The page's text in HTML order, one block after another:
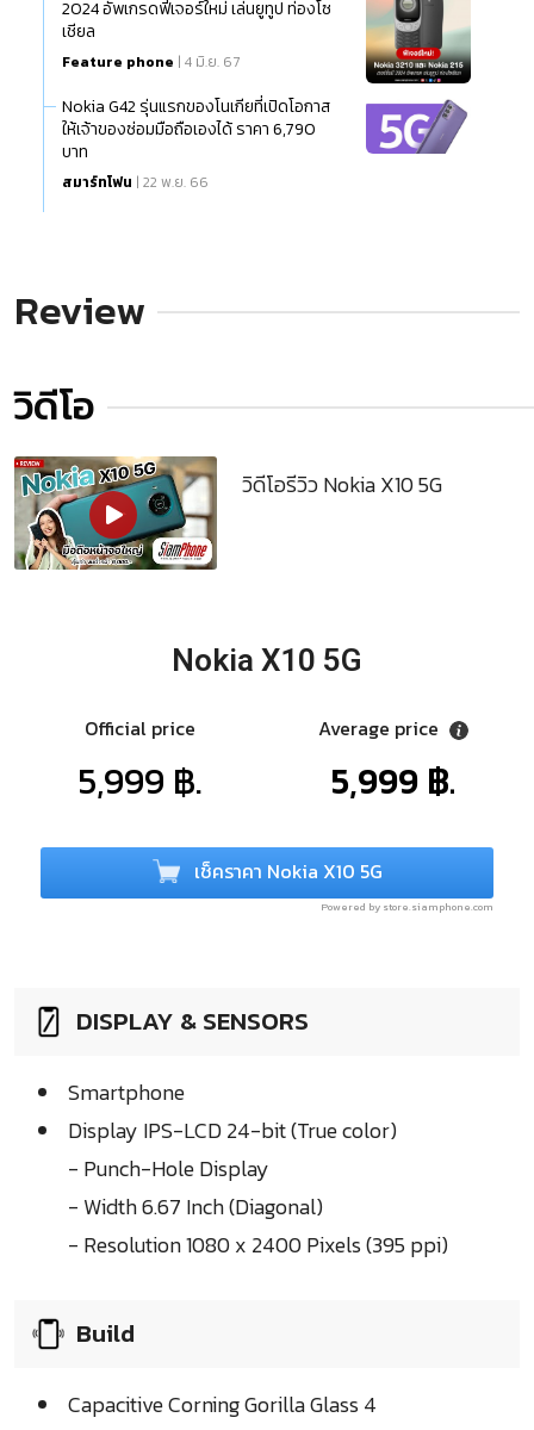
2024 อัพเกรดฟีเจอร์ใหม่ เล่นยูทูป ท่องโซ
เชียล
Feature phone | 4 มิ.ย. 67
Nokia G42 รุ่นแรกของโนเกียที่เปิดโอกาส
ให้เจ้าของซ่อมมือถือเองได้ ราคา 6,790
บาท
สมาร์ทโฟน | 22 พ.ย. 66
Review
วิดีโอ
วิดีโอรีวิว Nokia X10 5G
Nokia X10 5G
Official price
5,999 ฿.
Average price
5,999 ฿.
เช็คราคา Nokia X10 5G
Powered by store.siamphone.com
DISPLAY & SENSORS
Smartphone
Display IPS-LCD 24-bit (True color)
- Punch-Hole Display
- Width 6.67 Inch (Diagonal)
- Resolution 1080 x 2400 Pixels (395 ppi)
Build
Capacitive Corning Gorilla Glass 4